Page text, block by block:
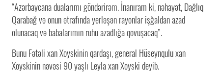
“Azərbaycana dualarımı göndərirəm. İnanıram ki, nəhayət, Dağlıq
Qarabağ və onun ətrafında yerləşən rayonlar işğaldan azad
olunacaq və babalarımın ruhu azadlığa qovuşacaq”.
Bunu Fətəli xan Xoyskinin qardaşı, general Hüseynqulu xan
Xoyskinin nəvəsi 90 yaşlı Leyla xan Xoyski deyib.